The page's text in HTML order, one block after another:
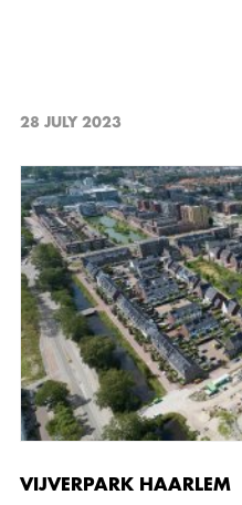
28 JULY 2023
VIJVERPARK HAARLEM